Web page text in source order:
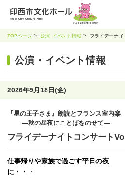
TOPページ 公演･イベント情報 フライデーナ
公演・イベント情報
2026年9月18日(金)
『星の王子さま』朗読とフランス室内楽
―秋の星夜にことばをのせて―
フライデーナイトコンサート
仕事帰りや家族で過ごす平日の夜
に・・・